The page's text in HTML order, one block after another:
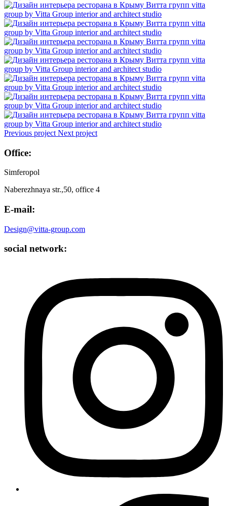
Previous project Next project
Office:
Simferopol
Naberezhnaya str.,50, office 4
E-mail:
Design@vitta-group.com
social network: